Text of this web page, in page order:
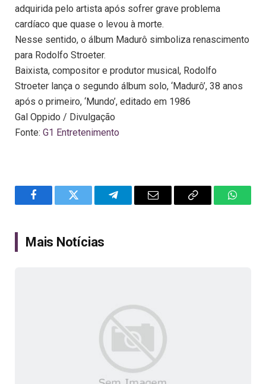
adquirida pelo artista após sofrer grave problema
cardíaco que quase o levou à morte.
Nesse sentido, o álbum Madurô simboliza renascimento
para Rodolfo Stroeter.
Baixista, compositor e produtor musical, Rodolfo
Stroeter lança o segundo álbum solo, ‘Madurô’, 38 anos
após o primeiro, ‘Mundo’, editado em 1986
Gal Oppido / Divulgação
Fonte: G1 Entretenimento
FacebookTwitter TelegramEmail
Copy
Mais Notícias